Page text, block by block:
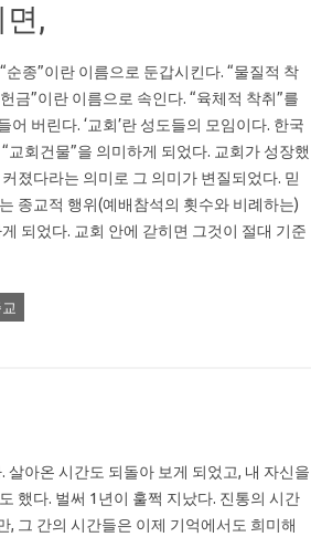
,
순종”이란 이름으로 둔갑시킨다. “물질적 착
금”이란 이름으로 속인다. “육체적 착취”를
어 버린다. ‘교회’란 성도들의 모임이다. 한국
교회건물”을 의미하게 되었다. 교회가 성장했
졌다라는 의미로 그 의미가 변질되었다. 믿
종교적 행위(예배참석의 횟수와 비례하는)
되었다. 교회 안에 갇히면 그것이 절대 기준
살아온 시간도 되돌아 보게 되었고, 내 자신을
했다. 벌써 1년이 훌쩍 지났다. 진통의 시간
, 그 간의 시간들은 이제 기억에서도 희미해